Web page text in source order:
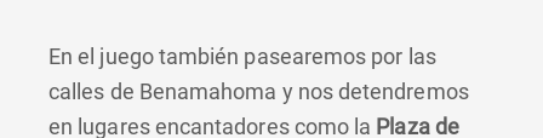
En el juego también pasearemos por las
calles de Benamahoma y nos detendremos
en lugares encantadores como la Plaza de